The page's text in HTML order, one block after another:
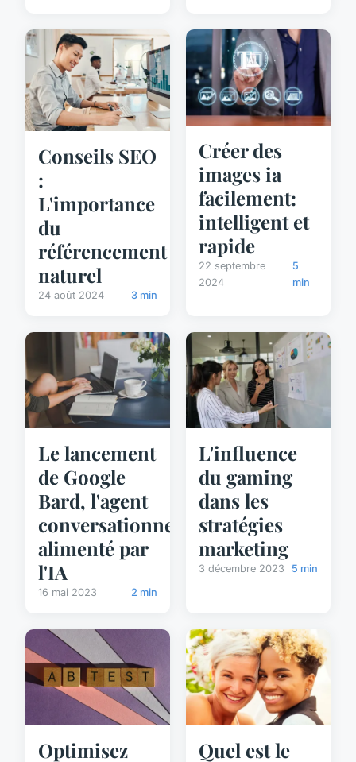
Conseils SEO
:
L'importance
du
référencement
naturel
24 août 2024 3 min
Créer des
images ia
facilement:
intelligent et
rapide
22 septembre
2024
5
min
Le lancement
de Google
Bard, l'agent
conversationnel
alimenté par
l'IA
16 mai 2023 2 min
L'influence
du gaming
dans les
stratégies
marketing
3 décembre 2023 5 min
Optimisez
Quel est le